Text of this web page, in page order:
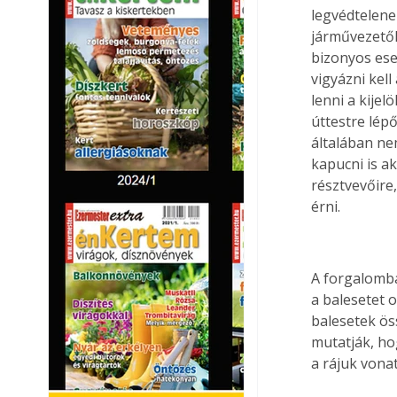
bizonyos
vigyázni
lenni a
úttestre
általában
kapucni is
érni.
A
a balesetet
balesetek
mutatják,
a rájuk